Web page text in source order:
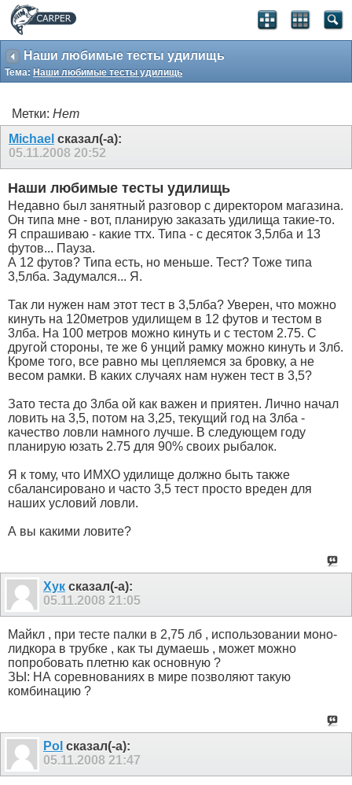
Наши любимые тесты удилищь
Тема: Наши любимые тесты удилищь
Метки: Нет
Michael сказал(-а):
05.11.2008 20:52
Наши любимые тесты удилищь
Недавно был занятный разговор с директором магазина.
Он типа мне - вот, планирую заказать удилища такие-то.
Я спрашиваю - какие ттх. Типа - с десяток 3,5лба и 13
футов... Пауза.
А 12 футов? Типа есть, но меньше. Тест? Тоже типа
3,5лба. Задумался... Я.
Так ли нужен нам этот тест в 3,5лба? Уверен, что можно
кинуть на 120метров удилищем в 12 футов и тестом в
3лба. На 100 метров можно кинуть и с тестом 2.75. С
другой стороны, те же 6 унций рамку можно кинуть и 3лб.
Кроме того, все равно мы цепляемся за бровку, а не
весом рамки. В каких случаях нам нужен тест в 3,5?
Зато теста до 3лба ой как важен и приятен. Лично начал
ловить на 3,5, потом на 3,25, текущий год на 3лба -
качество ловли намного лучше. В следующем году
планирую юзать 2.75 для 90% своих рыбалок.
Я к тому, что ИМХО удилище должно быть также
сбалансировано и часто 3,5 тест просто вреден для
наших условий ловли.
А вы какими ловите?
Хук сказал(-а):
05.11.2008 21:05
Майкл , при тесте палки в 2,75 лб , использовании моно-
лидкора в трубке , как ты думаешь , может можно
попробовать плетню как основную ?
ЗЫ: НА соревнованиях в мире позволяют такую
комбинацию ?
Pol сказал(-а):
05.11.2008 21:47